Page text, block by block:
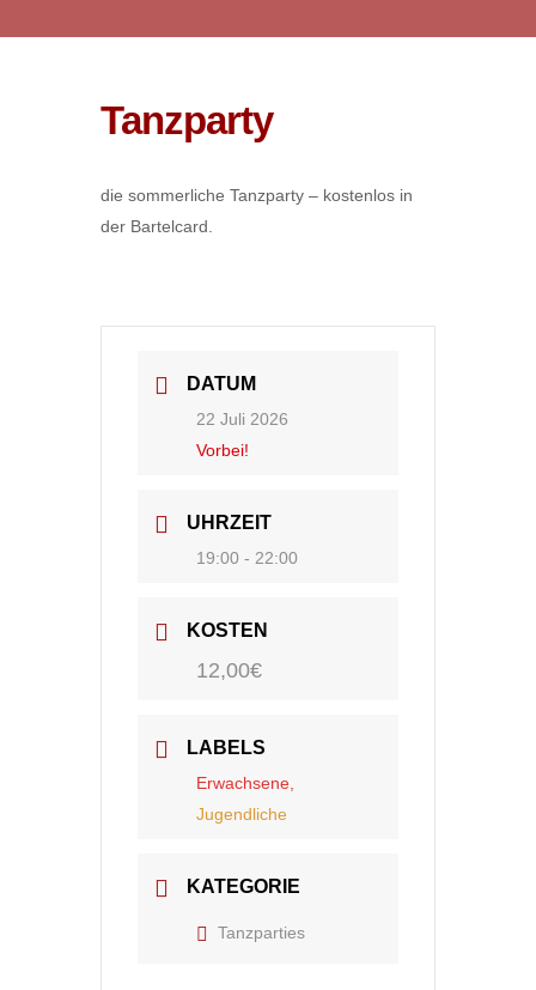
Tanzparty
die sommerliche Tanzparty – kostenlos in
der Bartelcard.
DATUM
22 Juli 2026
Vorbei!
UHRZEIT
19:00 - 22:00
KOSTEN
12,00€
LABELS
Erwachsene,
Jugendliche
KATEGORIE
Tanzparties